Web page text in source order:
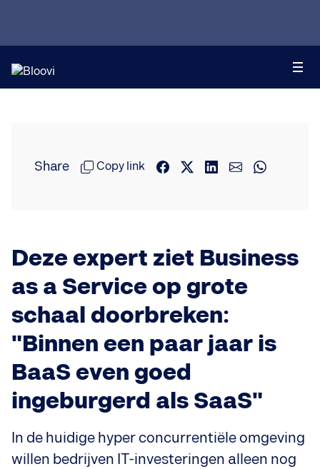
Share Copy link
Deze expert ziet Business
as a Service op grote
schaal doorbreken:
"Binnen een paar jaar is
BaaS even goed
ingeburgerd als SaaS"
In de huidige hyper concurrentiële omgeving
willen bedrijven IT-investeringen alleen nog